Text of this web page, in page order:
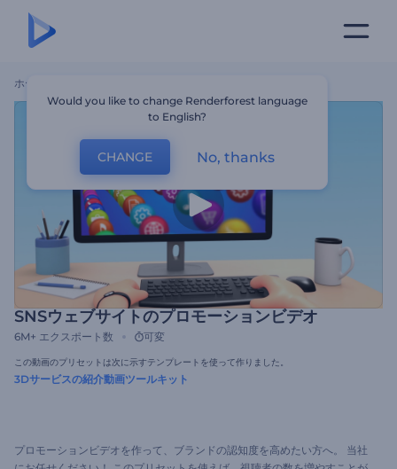
ホーム
SNSウェブサイトのプロモーションビデオ
6M+ エクスポート数 可変
この動画のプリセットは次に示すテンプレートを使って作りました。
3Dサービスの紹介動画ツールキット
プロモーションビデオを作って、ブランドの認知度を高めたい方へ。 当社
Would you like to change Renderforest language
to English?
CHANGE No, thanks